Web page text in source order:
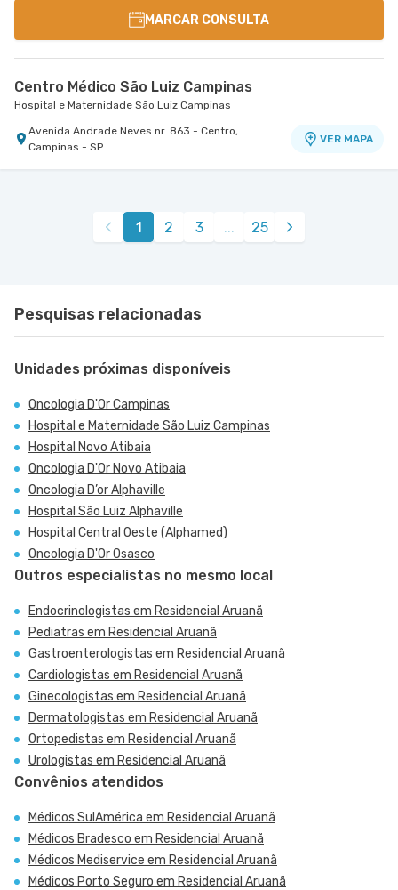
MARCAR CONSULTA
Centro Médico São Luiz Campinas
Hospital e Maternidade São Luiz Campinas
Avenida Andrade Neves nr. 863 - Centro,
Campinas - SP
VER MAPA
1 2 3 ... 25
Pesquisas relacionadas
Unidades próximas disponíveis
Oncologia D'Or Campinas
Hospital e Maternidade São Luiz Campinas
Hospital Novo Atibaia
Oncologia D'Or Novo Atibaia
Oncologia D’or Alphaville
Hospital São Luiz Alphaville
Hospital Central Oeste (Alphamed)
Oncologia D'Or Osasco
Outros especialistas no mesmo local
Endocrinologistas em Residencial Aruanã
Pediatras em Residencial Aruanã
Gastroenterologistas em Residencial Aruanã
Cardiologistas em Residencial Aruanã
Ginecologistas em Residencial Aruanã
Dermatologistas em Residencial Aruanã
Ortopedistas em Residencial Aruanã
Urologistas em Residencial Aruanã
Convênios atendidos
Médicos SulAmérica em Residencial Aruanã
Médicos Bradesco em Residencial Aruanã
Médicos Mediservice em Residencial Aruanã
Médicos Porto Seguro em Residencial Aruanã